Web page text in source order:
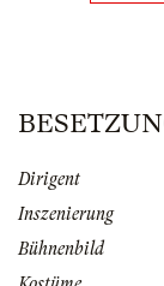
Dirigent
Inszenierung
Bühnenbild